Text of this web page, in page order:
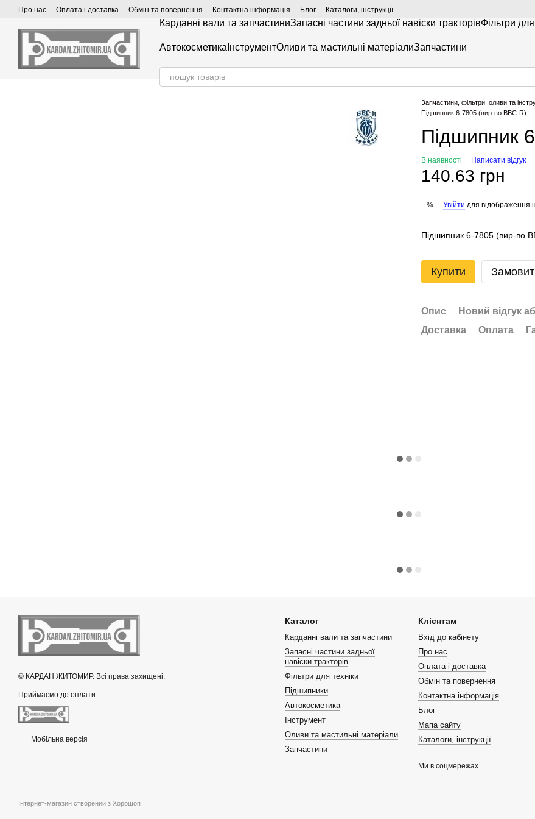
Перейти до основного контенту
Про нас Оплата і доставка Обмін та повернення Контактна інформація Блог Каталоги, інструкції
Карданні вали та запчастиниЗапасні частини задньої навіски тракторівФільтри для
Автокосметика ІнструментОливи та мастильні матеріалиЗапчастини
Запчастини, фільтри, оливи та
Підшипник 6-7805 (вир-во BBC-R)
Підшипник
В наявності Написати відгук
140.63 грн
% Увійти для відображення
Підшипник 6-7805 (вир-во
Купити
Опис
Новий відгук
Доставка
Оплата
© КАРДАН ЖИТОМИР. Всі права захищені.
Приймаємо до оплати
Мобільна версія
Інтернет-магазин створений з Хорошоп
Каталог
Карданні вали та запчастини
Запасні частини задньої
навіски тракторів
Фільтри для техніки
Підшипники
Автокосметика
Інструмент
Оливи та мастильні матеріали
Запчастини
Клієнтам
Вхід до кабінету
Про нас
Оплата і доставка
Обмін та повернення
Контактна інформація
Блог
Мапа сайту
Каталоги, інструкції
Ми в соцмережах